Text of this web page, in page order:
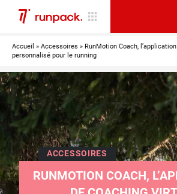
Accueil » Accessoires » RunMotion Coach,
personnalisé pour le running
ACCESSOIRES
RUNMOTION COACH,